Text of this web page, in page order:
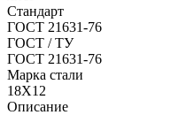
Стандарт
ГОСТ 21631-76
ГОСТ / ТУ
ГОСТ 21631-76
Марка стали
18Х12
Описание